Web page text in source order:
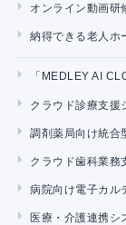
オンライン動画研
納得できる老人ホ
「MEDLEY AI
クラウド診療支援
調剤薬局向け統合
クラウド歯科業務
病院向け電子カル
医療・介護連携シ